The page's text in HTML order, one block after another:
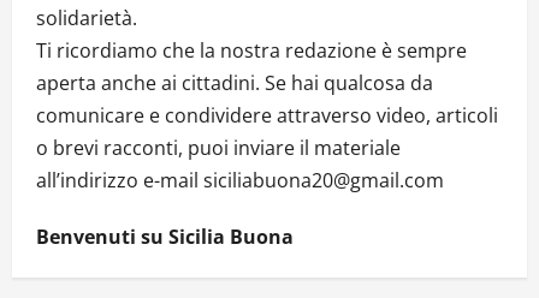
solidarietà.
Ti ricordiamo che la nostra redazione è sempre
aperta anche ai cittadini. Se hai qualcosa da
comunicare e condividere attraverso video, articoli
o brevi racconti, puoi inviare il materiale
all’indirizzo e-mail siciliabuona20@gmail.com
Benvenuti su Sicilia Buona